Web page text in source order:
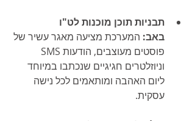
תבניות תוכן מוכנות לט"ו
באב: המערכת מציעה מאגר עשיר של
וניוזלטרים חגיגיים שנכתבו במיוחד
ליום האהבה ומותאמים לכל נישה
עסקית.